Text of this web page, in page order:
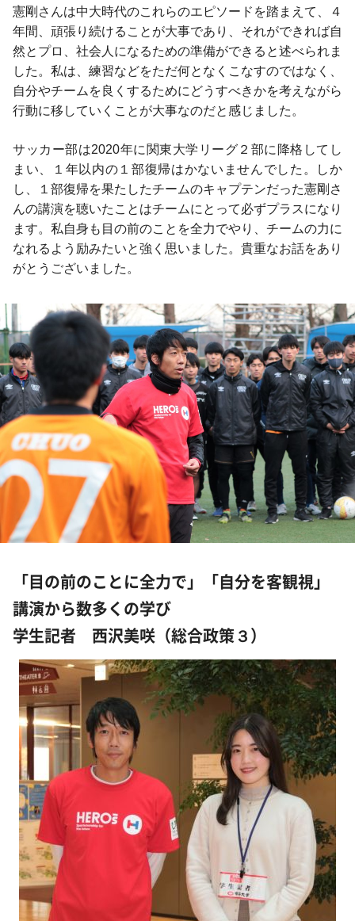
憲剛さんは中大時代のこれらのエピソードを踏まえて、４
年間、頑張り続けることが大事であり、それができれば自
然とプロ、社会人になるための準備ができると述べられま
した。私は、練習などをただ何となくこなすのではなく、
自分やチームを良くするためにどうすべきかを考えながら
行動に移していくことが大事なのだと感じました。
サッカー部は2020年に関東大学リーグ２部に降格してし
まい、１年以内の１部復帰はかないませんでした。しか
し、１部復帰を果たしたチームのキャプテンだった憲剛さ
んの講演を聴いたことはチームにとって必ずプラスになり
ます。私自身も目の前のことを全力でやり、チームの力に
なれるよう励みたいと強く思いました。貴重なお話をあり
がとうございました。
「目の前のことに全力で」「自分を客観視」
講演から数多くの学び
学生記者 西沢美咲（総合政策３）